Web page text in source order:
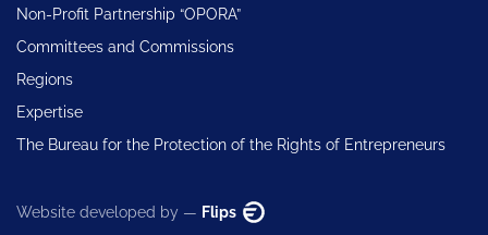
Non-Profit Partnership “OPORA”
Committees and Commissions
Regions
Expertise
The Bureau for the Protection of the Rights of Entrepreneurs
Website developed by — Flips